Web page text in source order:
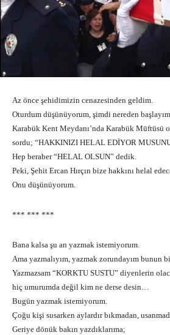
Az önce şehidimizin cenazesinden geldim.
Oturdum düşünüyorum, şimdi nereden
Karabük Kent Meydanı’nda Karabük Müftüsü
sordu; “HAKKINIZI HELAL EDİYOR
Hep beraber “HELAL OLSUN” dedik.
Peki, Şehit Ercan Hırçın bize hakkını helal
Onu düşünüyorum.
*** *** ***
Bana kalsa şu an yazmak istemiyorum.
Ama yazmalıyım, yazmak zorundayım bunun
Yazmazsam “KORKTU SUSTU” diyenlerin
hiç umurumda değil kim ne derse desin…
Bugün yazmak istemiyorum.
Çoğu kişi susarken aylardır bıkmadan,
Geriye dönük bakın yazdıklarıma;